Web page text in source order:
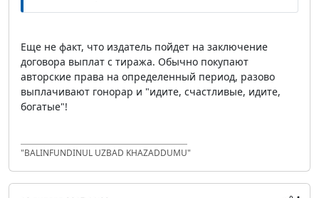
Еще не факт, что издатель пойдет на заключение
договора выплат с тиража. Обычно покупают
авторские права на определенный период, разово
выплачивают гонорар и "идите, счастливые, идите,
богатые"!
"BALINFUNDINUL UZBAD KHAZADDUMU"